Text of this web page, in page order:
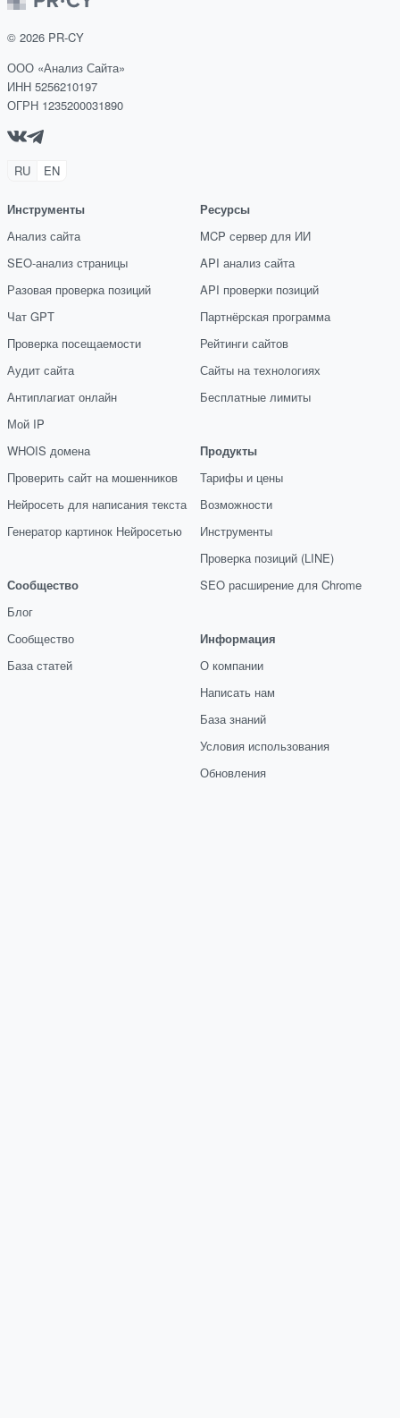
© 2026 PR-CY
ООО «Анализ Сайта»
ИНН 5256210197
ОГРН 1235200031890
RU EN
Инструменты
Анализ сайта
SEO-анализ страницы
Разовая проверка позиций
Чат GPT
Проверка посещаемости
Аудит сайта
Антиплагиат онлайн
Мой IP
WHOIS домена
Проверить сайт на мошенников
Нейросеть для написания текста
Генератор картинок Нейросетью
Сообщество
Блог
Сообщество
База статей
Ресурсы
MCP сервер для ИИ
API анализ сайта
API проверки позиций
Партнёрская программа
Рейтинги сайтов
Сайты на технологиях
Бесплатные лимиты
Продукты
Тарифы и цены
Возможности
Инструменты
Проверка позиций (LINE)
SEO расширение для Chrome
Информация
О компании
Написать нам
База знаний
Условия использования
Обновления